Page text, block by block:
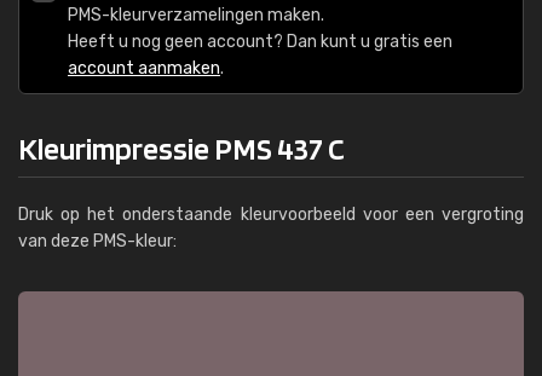
PMS-kleurverzamelingen maken.
Heeft u nog geen account? Dan kunt u gratis een
account aanmaken.
Kleurimpressie PMS 437 C
Druk op het onderstaande kleurvoorbeeld voor een vergroting
van deze PMS-kleur: